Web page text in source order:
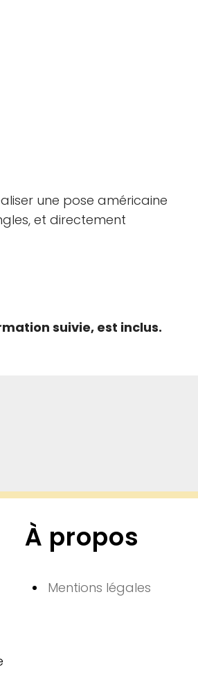
une pose américaine
et directement
suivie, est inclus.
À propos
Mentions légales